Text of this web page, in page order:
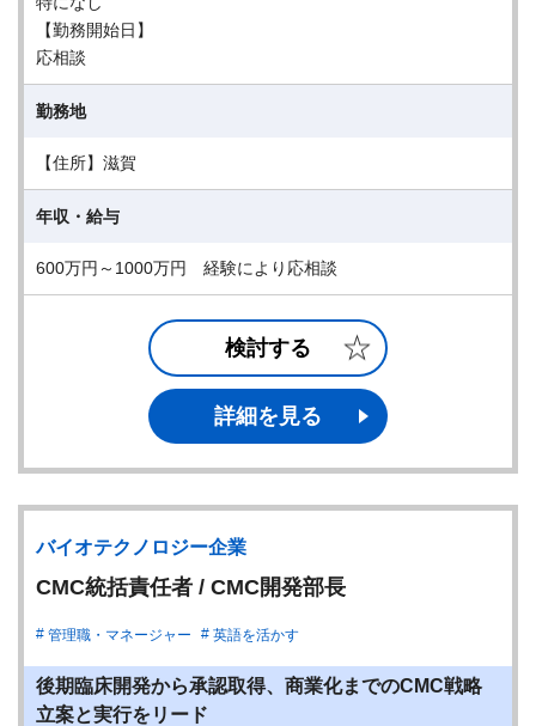
【勤務開始日】
応相談
勤務地
【住所】滋賀
年収・給与
600万円～1000万円 経験により応相談
検討する
詳細を見る
バイオテクノロジー企業
CMC統括責任者 / CMC開発部長
管理職・マネージャー 英語を活かす
後期臨床開発から承認取得、商業化までのCMC戦略
立案と実行をリード